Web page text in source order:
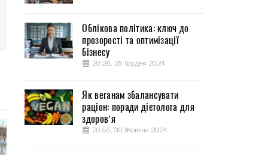
Облікова політика: ключ до
прозорості та оптимізації
бізнесу
20:28, 25 Грудня 2024
Як веганам збалансувати
раціон: поради дієтолога для
здоров’я
20:55, 30 Жовтня 2024